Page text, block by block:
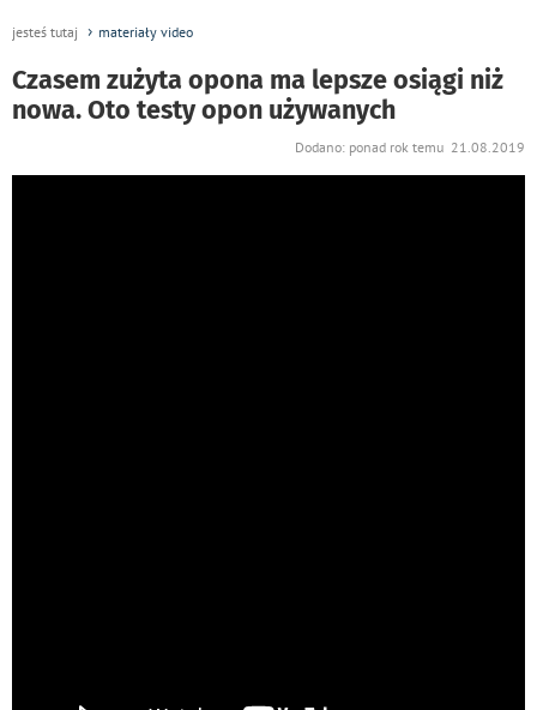
jesteś tutaj materiały video
Czasem zużyta opona ma lepsze osiągi niż
nowa. Oto testy opon używanych
Dodano: ponad rok temu 21.08.2019